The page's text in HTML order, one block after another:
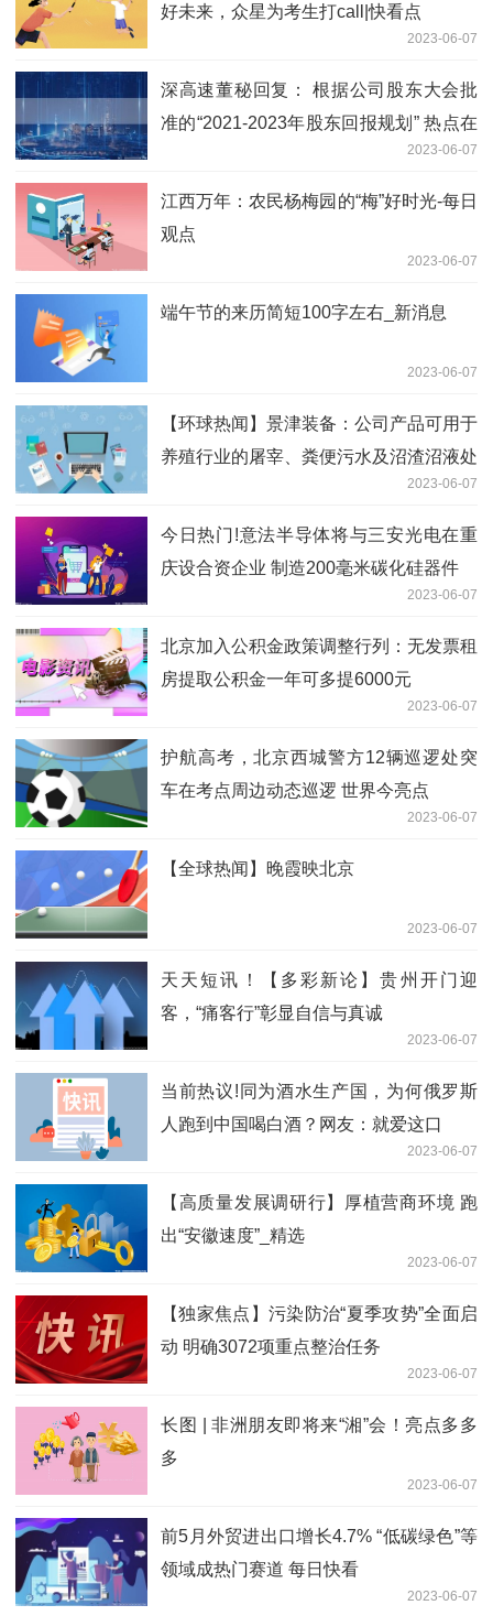
好未来，众星为考生打call|快看点
2023-06-07
深高速董秘回复： 根据公司股东大会批
准的“2021-2023年股东回报规划” 热点在
2023-06-07
江西万年：农民杨梅园的“梅”好时光-每日
观点
2023-06-07
端午节的来历简短100字左右_新消息
2023-06-07
【环球热闻】景津装备：公司产品可用于
养殖行业的屠宰、粪便污水及沼渣沼液处
2023-06-07
今日热门!意法半导体将与三安光电在重
庆设合资企业 制造200毫米碳化硅器件
2023-06-07
北京加入公积金政策调整行列：无发票租
房提取公积金一年可多提6000元
2023-06-07
护航高考，北京西城警方12辆巡逻处突
车在考点周边动态巡逻 世界今亮点
2023-06-07
【全球热闻】晚霞映北京
2023-06-07
天天短讯！【多彩新论】贵州开门迎
客，“痛客行”彰显自信与真诚
2023-06-07
当前热议!同为酒水生产国，为何俄罗斯
人跑到中国喝白酒？网友：就爱这口
2023-06-07
【高质量发展调研行】厚植营商环境 跑
出“安徽速度”_精选
2023-06-07
【独家焦点】污染防治“夏季攻势”全面启
动 明确3072项重点整治任务
2023-06-07
长图 | 非洲朋友即将来“湘”会！亮点多多
多
2023-06-07
前5月外贸进出口增长4.7% “低碳绿色”等
领域成热门赛道 每日快看
2023-06-07